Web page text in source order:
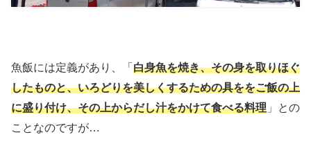
魚飯には定義があり、「 白身魚を焼き、その身を取りほぐ
したものと、いろどりを美しくするための具ををご飯の上
に盛り付け、その上からだし汁をかけて食べる料理 」との
ことなのですが…